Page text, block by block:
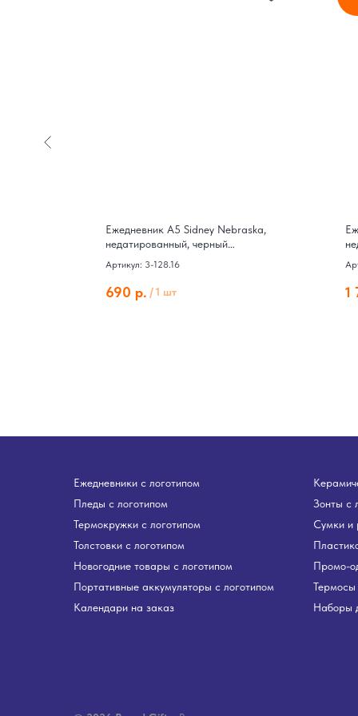
Ежедневник А5 Sidney Nebraska,
недатированный, черный
(серебряный обрез)
Артикул: 3-128.16
690 р. /1 шт 1
Ежедневники с логотипом
Пледы с логотипом
Термокружки с логотипом
Толстовки с логотипом
Новогодние товары с логотипом
Портативные аккумуляторы с логотипом
Календари на заказ
Зонты с
Сумки и
Промо-
Термосы
Наборы